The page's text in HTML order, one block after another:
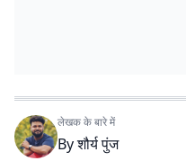
लेखक के बारे में
Byशौर्य पुंज